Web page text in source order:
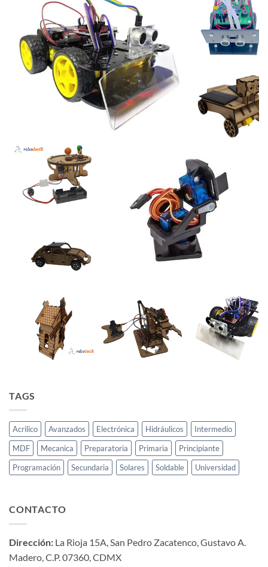
TAGS
Acrilico Avanzados Electrónica Hidráulicos
Intermedio
MDF
Mecanica Preparatoria Primaria
Principiante
Programación
Secundaria Solares Soldable Universidad
CONTACTO
Dirección: La Rioja 15A, San Pedro Zacatenco, Gustavo A.
Madero, C.P. 07360, CDMX